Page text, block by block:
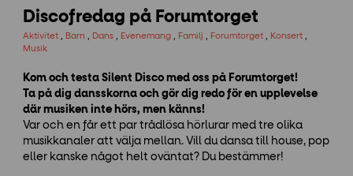
Discofredag på Forumtorget
Aktivitet Barn Dans Evenemang Familj Forumtorget Konsert
Musik
Kom och testa Silent Disco med oss på Forumtorget!
Ta på dig dansskorna och gör dig redo för en upplevelse
där musiken inte hörs, men känns!
Var och en får ett par trådlösa hörlurar med tre olika
musikkanaler att välja mellan. Vill du dansa till house, pop
eller kanske något helt oväntat? Du bestämmer!